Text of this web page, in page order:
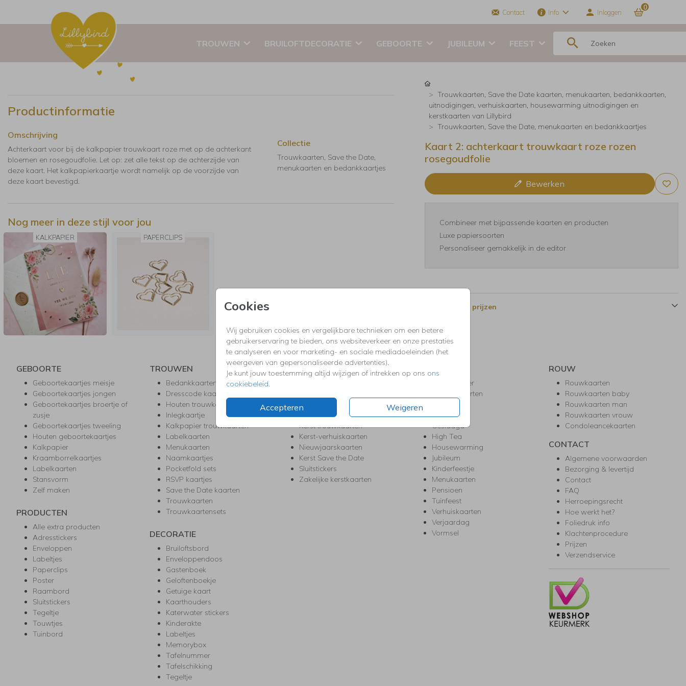
Contact Info Inloggen
0
TROUWEN BRUILOFTDECORATIE GEBOORTE JUBILEUM FEEST
Cookies
Wij gebruiken cookies en vergelijkbare technieken om een betere
gebruikerservaring te bieden, ons websiteverkeer en onze prestaties
te analyseren en voor marketing- en sociale mediadoeleinden (het
weergeven van gepersonaliseerde advertenties).
Je kunt jouw toestemming altijd wijzigen of intrekken op ons ons
cookiebeleid
Accepteren Weigeren
Productinformatie
Omschrijving
Achterkaart voor bij de kalkpapier trouwkaart roze met op de achterkant
bloemen en rosegoudfolie. Let op: zet alle tekst op de achter­zijde van
deze kaart. Het kalk­papierkaartje wordt namelijk op de voorzijde van
deze kaart bevestigd.
Collectie
Trouwkaarten, Save the Date,
menukaarten en bedankkaartjes
Nog meer in deze stijl voor jou
KALKPAPIER PAPERCLIPS
Trouwkaarten, Save the Date kaarten, menukaarten, bedankkaarten,
uitnodigingen, verhuiskaarten, housewarming uitnodigingen en
kerstkaarten van Lillybird
Trouwkaarten, Save the Date, menukaarten en bedankkaartjes
Kaart 2: achterkaart trouwkaart roze rozen
rosegoudfolie
Bewerken
Combineer met bijpassende kaarten en producten
Luxe papiersoorten
Personaliseer gemakkelijk in de editor
Formaten en prijzen
GEBOORTE
Geboortekaartjes meisje
Geboortekaartjes jongen
Geboortekaartjes broertje of
zusje
Geboortekaartjes tweeling
Houten geboortekaartjes
Kalkpapier
Kraamborrelkaartjes
Labelkaarten
Stansvorm
Zelf maken
PRODUCTEN
Alle extra producten
Adresstickers
Enveloppen
Labeltjes
Paperclips
Poster
Raambord
Sluitstickers
Tegeltje
Touwtjes
Tuinbord
TROUWEN
Bedankkaarten
Dresscode kaartjes
Houten trouwkaarten
Inlegkaartje
Kalkpapier trouwkaarten
Labelkaarten
Menukaarten
Naamkaartjes
Pocketfold sets
RSVP kaartjes
Save the Date kaarten
Trouwkaarten
Trouwkaartensets
DECORATIE
Bruiloftsbord
Enveloppendoos
Gastenboek
Geloftenboekje
Getuige kaart
Kaarthouders
Katerwater stickers
Kinderakte
Labeltjes
Memorybox
Tafelnummer
Tafelschikking
Tegeltje
KERST
Kerstdiner uitnodigingen
Kerstmenukaarten
Kerst trouwkaarten
Kerst-verhuiskaarten
Nieuwjaarskaarten
Kerst Save the Date
Sluitstickers
Zakelijke kerstkaarten
Babyshower
Bedankkaarten
Doopsel
Geslaagd
High Tea
Housewarming
Jubileum
Kinderfeestje
Menukaarten
Pensioen
Tuinfeest
Verhuiskaarten
Verjaardag
Vormsel
ROUW
Rouwkaarten
Rouwkaarten baby
Rouwkaarten man
Rouwkaarten vrouw
Condoleancekaarten
CONTACT
Algemene voorwaarden
Bezorging & levertijd
Contact
FAQ
Herroepingsrecht
Hoe werkt het?
Foliedruk info
Klachtenprocedure
Prijzen
Verzendservice